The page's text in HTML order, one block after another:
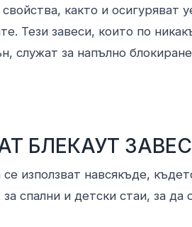
както и осигуряват
Тези завеси, които по
служат за напълно
БЛЕКАУТ
използват навсякъде,
спални и детски стаи, за